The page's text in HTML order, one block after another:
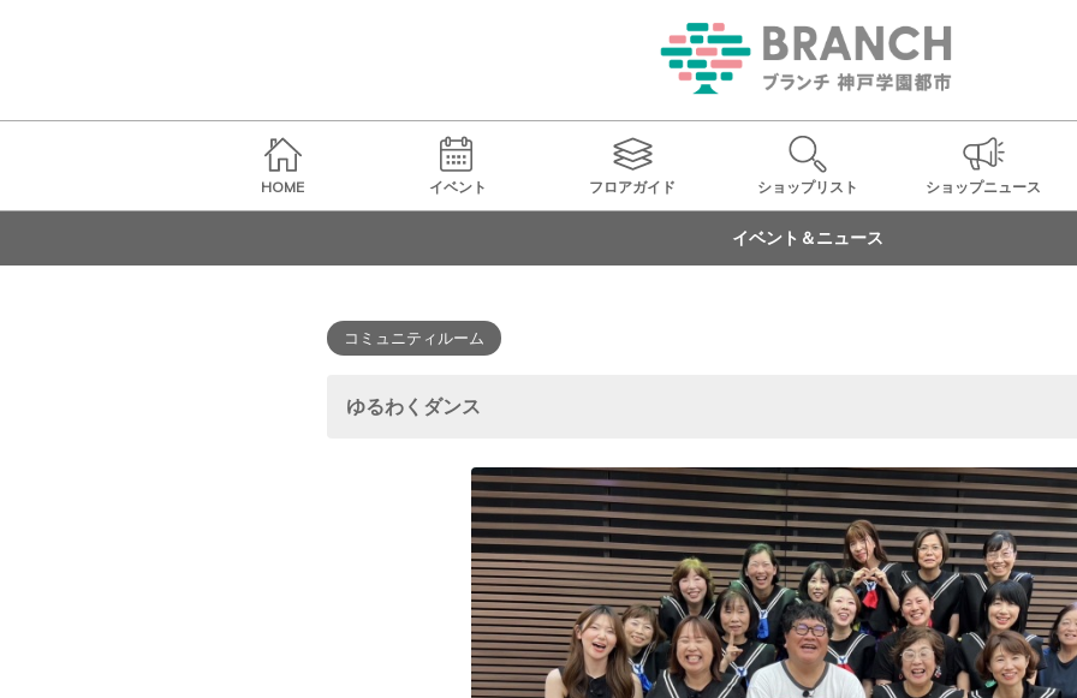
HOME イベント フロアガイド ショップリスト ショップニュース
イベント＆ニュース
コミュニティルーム
ゆるわくダンス